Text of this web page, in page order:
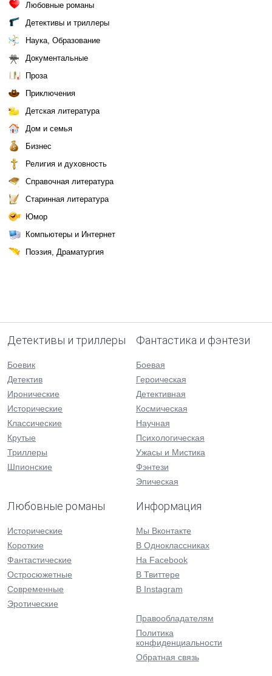
Любовные романы
Детективы и триллеры
Наука, Образование
Документальные
Проза
Приключения
Детская литература
Дом и семья
Бизнес
Религия и духовность
Справочная литература
Старинная литература
Юмор
Компьютеры и Интернет
Поэзия, Драматургия
Детективы и триллеры
Боевик
Детектив
Иронические
Исторические
Классические
Крутые
Триллеры
Шпионские
Фантастика и фэнтези
Боевая
Героическая
Детективная
Космическая
Научная
Психологическая
Ужасы и Мистика
Фэнтези
Эпическая
Любовные романы
Исторические
Короткие
Фантастические
Остросюжетные
Современные
Эротические
Информация
Мы Вконтакте
В Одноклассниках
На Facebook
В Твиттере
В Instagram
Правообладателям
Политика
конфиденциальности
Обратная связь